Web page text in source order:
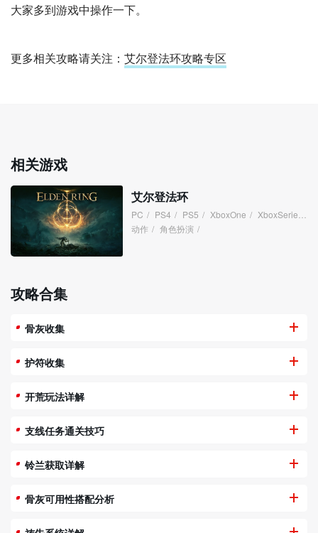
大家多到游戏中操作一下。
更多相关攻略请关注： 艾尔登法环攻略专区
相关游戏
艾尔登法环
PC / PS4 / PS5 / XboxOne / XboxSeries
动作 / 角色扮演 /
攻略合集
骨灰收集
护符收集
开荒玩法详解
支线任务通关技巧
铃兰获取详解
骨灰可用性搭配分析